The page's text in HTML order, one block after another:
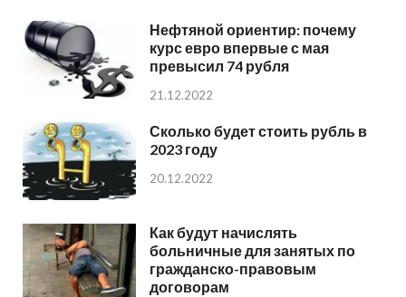
Нефтяной ориентир: почему
курс евро впервые с мая
превысил 74 рубля
21.12.2022
Сколько будет стоить рубль в
2023 году
20.12.2022
Как будут начислять
больничные для занятых по
гражданско-правовым
договорам